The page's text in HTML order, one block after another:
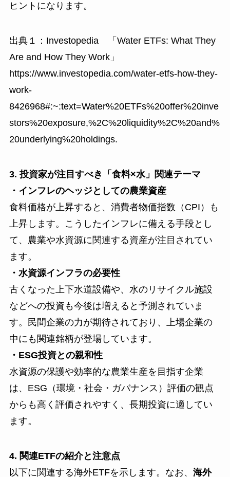
ヒントになります。
出典１：Investopedia 「Water ETFs: What They
Are and How They Work」
https://www.investopedia.com/water-etfs-how-they-
work-
8426968#:~:text=Water%20ETFs%20offer%20inve
stors%20exposure,%2C%20liquidity%2C%20and%
20underlying%20holdings.
3. 投資家が注目すべき「食料×水」関連テーマ
・インフレのヘッジとしての農業資産
食料価格が上昇すると、消費者物価指数（CPI）も
上昇します。こうしたインフレに備える手段とし
て、農業や水資源に関連する資産が注目されてい
ます。
・水資源インフラの必要性
古くなった上下水道設備や、水のリサイクル施設
などへの投資も今後は増えると予測されていま
す。民間企業の力が期待されており、上場企業の
中にも関連銘柄が登場しています。
・ESG投資との親和性
水資源の保護や効率的な農業生産を目指す企業
は、ESG（環境・社会・ガバナンス）評価の観点
からも高く評価されやすく、長期投資に適してい
ます。
4. 関連ETFの紹介と注意点
以下に関連する海外ETFを示します。なお、 海外